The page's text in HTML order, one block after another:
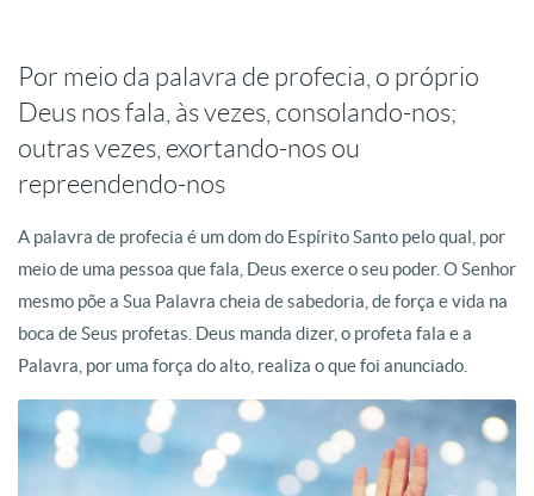
Por meio da palavra de profecia, o próprio
Deus nos fala, às vezes, consolando-nos;
outras vezes, exortando-nos ou
repreendendo-nos
A palavra de profecia é um dom do Espírito Santo pelo qual, por
meio de uma pessoa que fala, Deus exerce o seu poder. O Senhor
mesmo põe a Sua Palavra cheia de sabedoria, de força e vida na
boca de Seus profetas. Deus manda dizer, o profeta fala e a
Palavra, por uma força do alto, realiza o que foi anunciado.